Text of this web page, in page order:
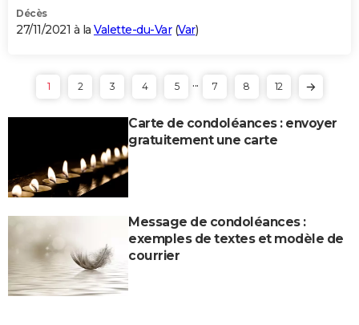
Décès
27/11/2021 à la Valette-du-Var(Var)
1 2 3 4 5 ... 7 8 12
Carte de condoléances : envoyer
gratuitement une carte
Message de condoléances :
exemples de textes et modèle de
courrier